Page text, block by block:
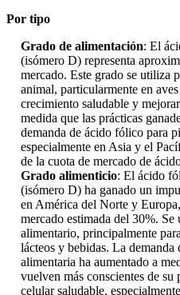
Por tipo
Grado de alimentación: El
(isómero D) representa
mercado. Este grado se utiliza
animal, particularmente en
crecimiento saludable y
medida que las prácticas
demanda de ácido fólico para
especialmente en Asia y el
de la cuota de mercado de
Grado alimenticio: El ácido
(isómero D) ha ganado un
en América del Norte y
mercado estimada del 30%.
alimentario, principalmente
lácteos y bebidas. La
alimentaria ha aumentado a
vuelven más conscientes de
celular saludable,